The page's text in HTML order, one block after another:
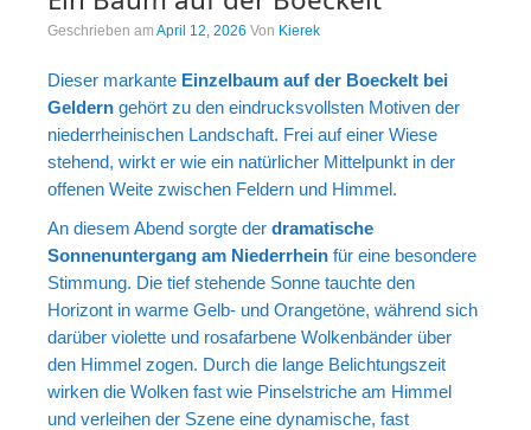
Mein Shop
Stefan´s EduPortal
Geschrieben am April 12, 2026 Von Kierek
Dieser markante Einzelbaum auf der Boeckelt bei
Geldern gehört zu den eindrucksvollsten Motiven der
niederrheinischen Landschaft. Frei auf einer Wiese
stehend, wirkt er wie ein natürlicher Mittelpunkt in der
offenen Weite zwischen Feldern und Himmel.
An diesem Abend sorgte der dramatische
Sonnenuntergang am Niederrhein für eine besondere
Stimmung. Die tief stehende Sonne tauchte den
Horizont in warme Gelb- und Orangetöne, während sich
darüber violette und rosafarbene Wolkenbänder über
den Himmel zogen. Durch die lange Belichtungszeit
wirken die Wolken fast wie Pinselstriche am Himmel
und verleihen der Szene eine dynamische, fast